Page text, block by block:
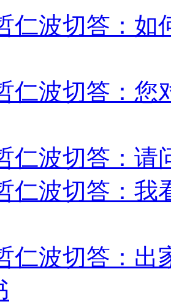
仁波切答：如
仁波切答：您
仁波切答：请
仁波切答：我
仁波切答：出